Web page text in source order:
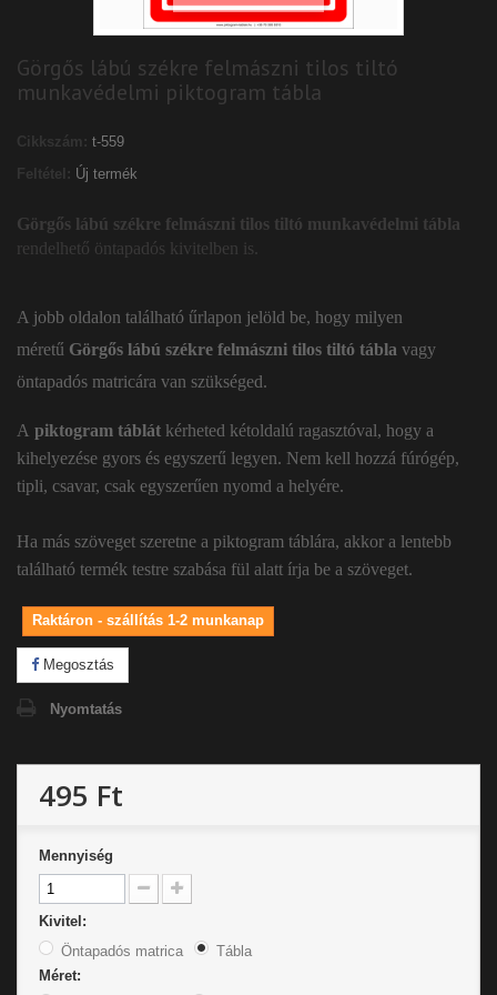
Görgős lábú székre felmászni tilos tiltó
munkavédelmi piktogram tábla
Cikkszám: t-559
Feltétel: Új termék
Görgős lábú székre felmászni tilos tiltó munkavédelmi tábla
rendelhető öntapadós kivitelben is.
A jobb oldalon található űrlapon jelöld be, hogy milyen
méretű Görgős lábú székre felmászni tilos tiltó tábla vagy
öntapadós matricára van szükséged.
A piktogram táblát kérheted kétoldalú ragasztóval, hogy a
kihelyezése gyors és egyszerű legyen. Nem kell hozzá fúrógép,
tipli, csavar, csak egyszerűen nyomd a helyére.
Ha más szöveget szeretne a piktogram táblára, akkor a lentebb
található termék testre szabása fül alatt írja be a szöveget.
Raktáron - szállítás 1-2 munkanap
Megosztás
Nyomtatás
495 Ft
Mennyiség
Kivitel:
Öntapadós matrica
Tábla
Méret: